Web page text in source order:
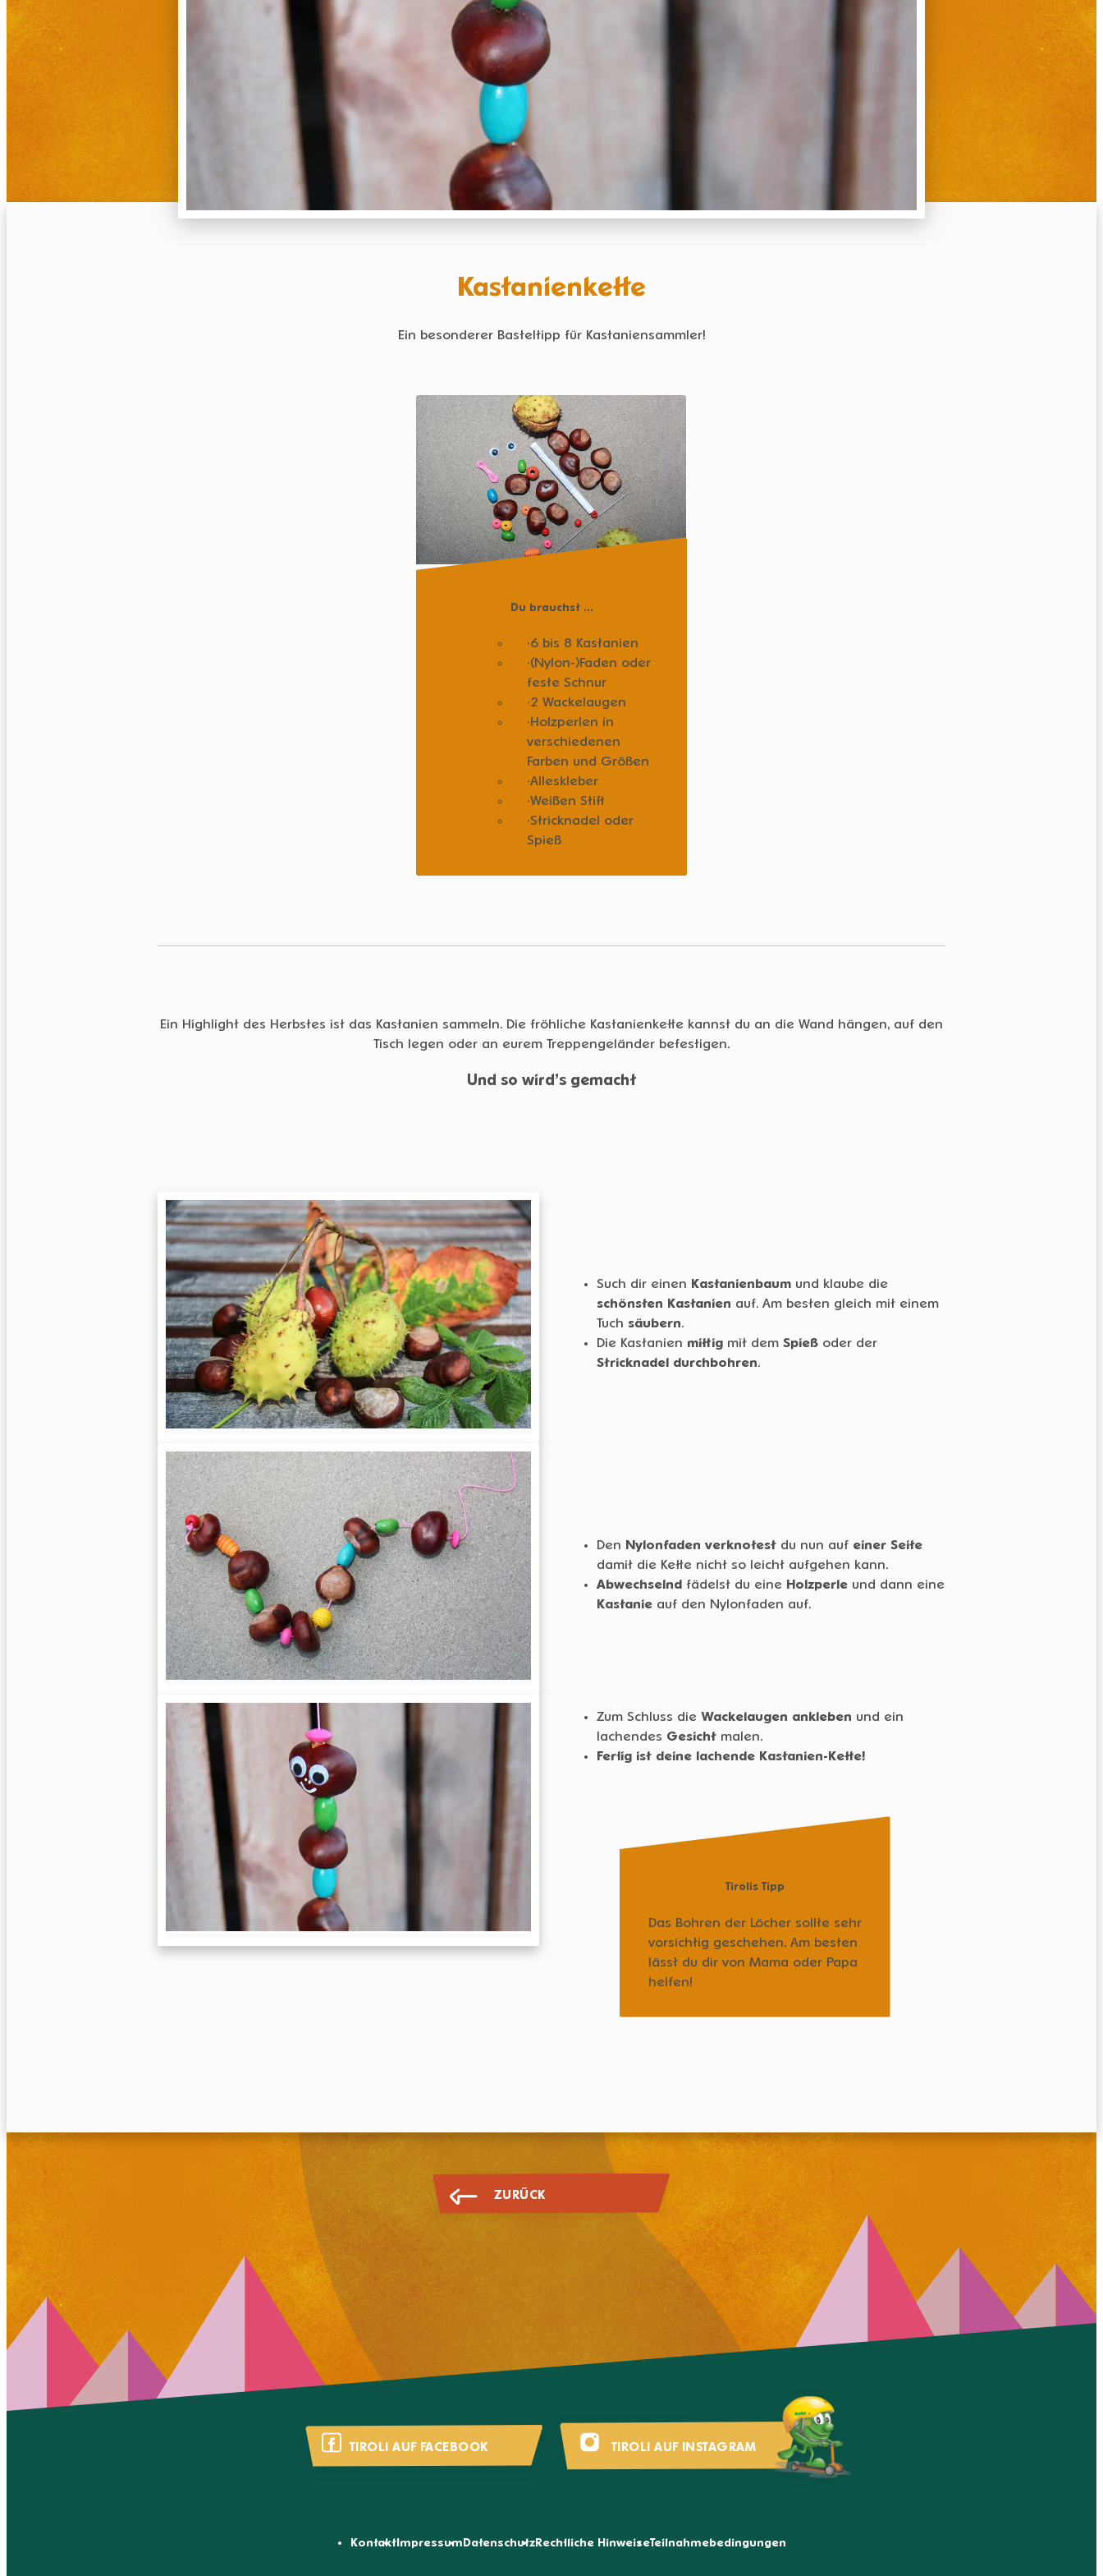
Kastanienkette
Ein besonderer Basteltipp für Kastaniensammler!
Du brauchst ...
6 bis 8 Kastanien
(Nylon-)Faden oder
feste Schnur
2 Wackelaugen
Holzperlen in
verschiedenen
Farben und Größen
Alleskleber
Weißen Stift
Stricknadel oder
Spieß
Ein Highlight des Herbstes ist das Kastanien sammeln. Die fröhliche Kastanienkette kannst du an die Wand hängen, auf den
Tisch legen oder an eurem Treppengeländer befestigen.
Und so wird’s gemacht
Such dir einen Kastanienbaum und klaube die
schönsten Kastanien auf. Am besten gleich mit einem
Tuch säubern.
Die Kastanien mittig mit dem Spieß oder der
Stricknadel
durchbohren.
Den Nylonfaden verknotest du nun auf einer Seite
damit die Kette nicht so leicht aufgehen kann.
Abwechselnd fädelst du eine Holzperle und dann eine
Kastanie auf den Nylonfaden auf.
Zum Schluss die Wackelaugen ankleben und ein
lachendes Gesicht malen.
Fertig ist deine lachende Kastanien-Kette!
Tirolis Tipp
Das Bohren der Löcher sollte sehr
vorsichtig geschehen. Am besten
lässt du dir von Mama oder Papa
helfen!
ZURÜCK
TIROLI AUF FACEBOOK TIROLI AUF INSTAGRAM
KontaktImpressumDatenschutzRechtliche HinweiseTeilnahmebedingungen